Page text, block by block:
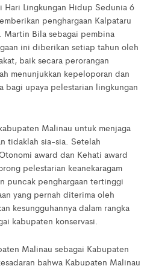
Hari Lingkungan Hidup Sedunia 6
penghargaan Kalpataru
Bila sebagai pembina
ini diberikan setiap tahun oleh
baik secara perorangan
menunjukkan kepeloporan dan
bagi upaya pelestarian lingkungan
Malinau untuk menjaga
tidaklah sia-sia. Setelah
award dan Kehati award
pelestarian keanekaragam
puncak penghargaan tertinggi
yang pernah diterima oleh
kesungguhannya dalam rangka
kabupaten konservasi.
Malinau sebagai Kabupaten
bahwa Kabupaten Malinau